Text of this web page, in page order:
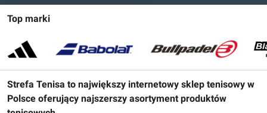
Top marki
Strefa Tenisa to największy internetowy sklep tenisowy w
Polsce oferujący najszerszy asortyment produktów